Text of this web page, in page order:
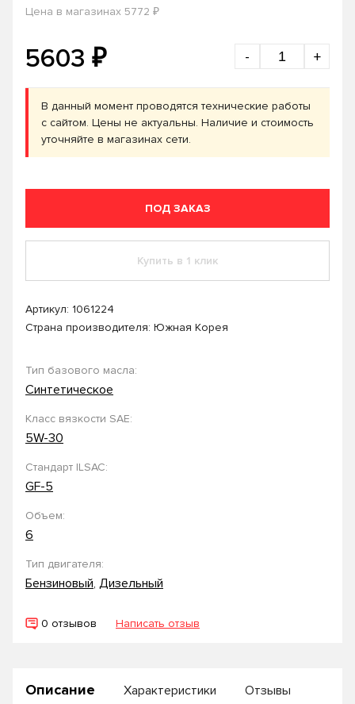
Цена в магазинах 5772 ₽
5603 ₽ - +
В данный момент проводятся технические работы
с сайтом. Цены не актуальны. Наличие и стоимость
уточняйте в магазинах сети.
ПОД ЗАКАЗ
Купить в 1 клик
Артикул: 1061224
Страна производителя: Южная Корея
Тип базового масла:
Синтетическое
Класс вязкости SAE:
5W-30
Стандарт ILSAC:
GF-5
Объем:
6
Тип двигателя:
Бензиновый, Дизельный
0 отзывов Написать отзыв
Описание Характеристики Отзывы